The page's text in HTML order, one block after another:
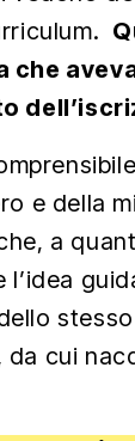
che
e della
a
da cui